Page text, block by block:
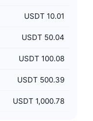
USDT 10.01
USDT 50.04
USDT 100.08
USDT 500.39
USDT 1,000.78